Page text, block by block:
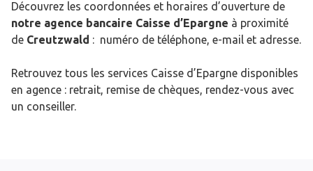
Découvrez les coordonnées et horaires d’ouverture de
notre agence bancaire Caisse d’Epargne à proximité
de Creutzwald : numéro de téléphone, e-mail et adresse.
Retrouvez tous les services Caisse d’Epargne disponibles
en agence : retrait, remise de chèques, rendez-vous avec
un conseiller.